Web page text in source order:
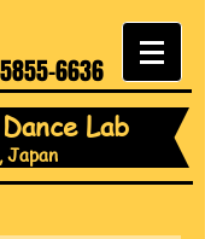
6636
Lab
Japan